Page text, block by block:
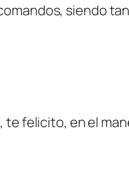
siendo
felicito, en el